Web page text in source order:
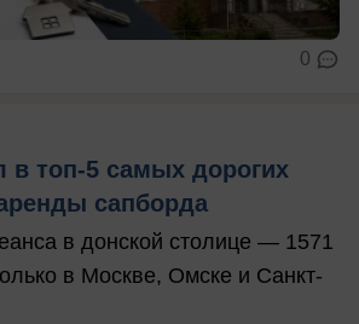
0
в топ-5 самых дорогих
сапборда
в донской столице — 1571
в Москве, Омске и Санкт-